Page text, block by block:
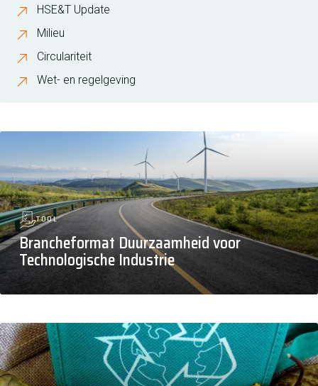
HSE&T Update
Milieu
Circulariteit
Wet- en regelgeving
TOOL
Brancheformat Duurzaamheid voor
Technologische Industrie